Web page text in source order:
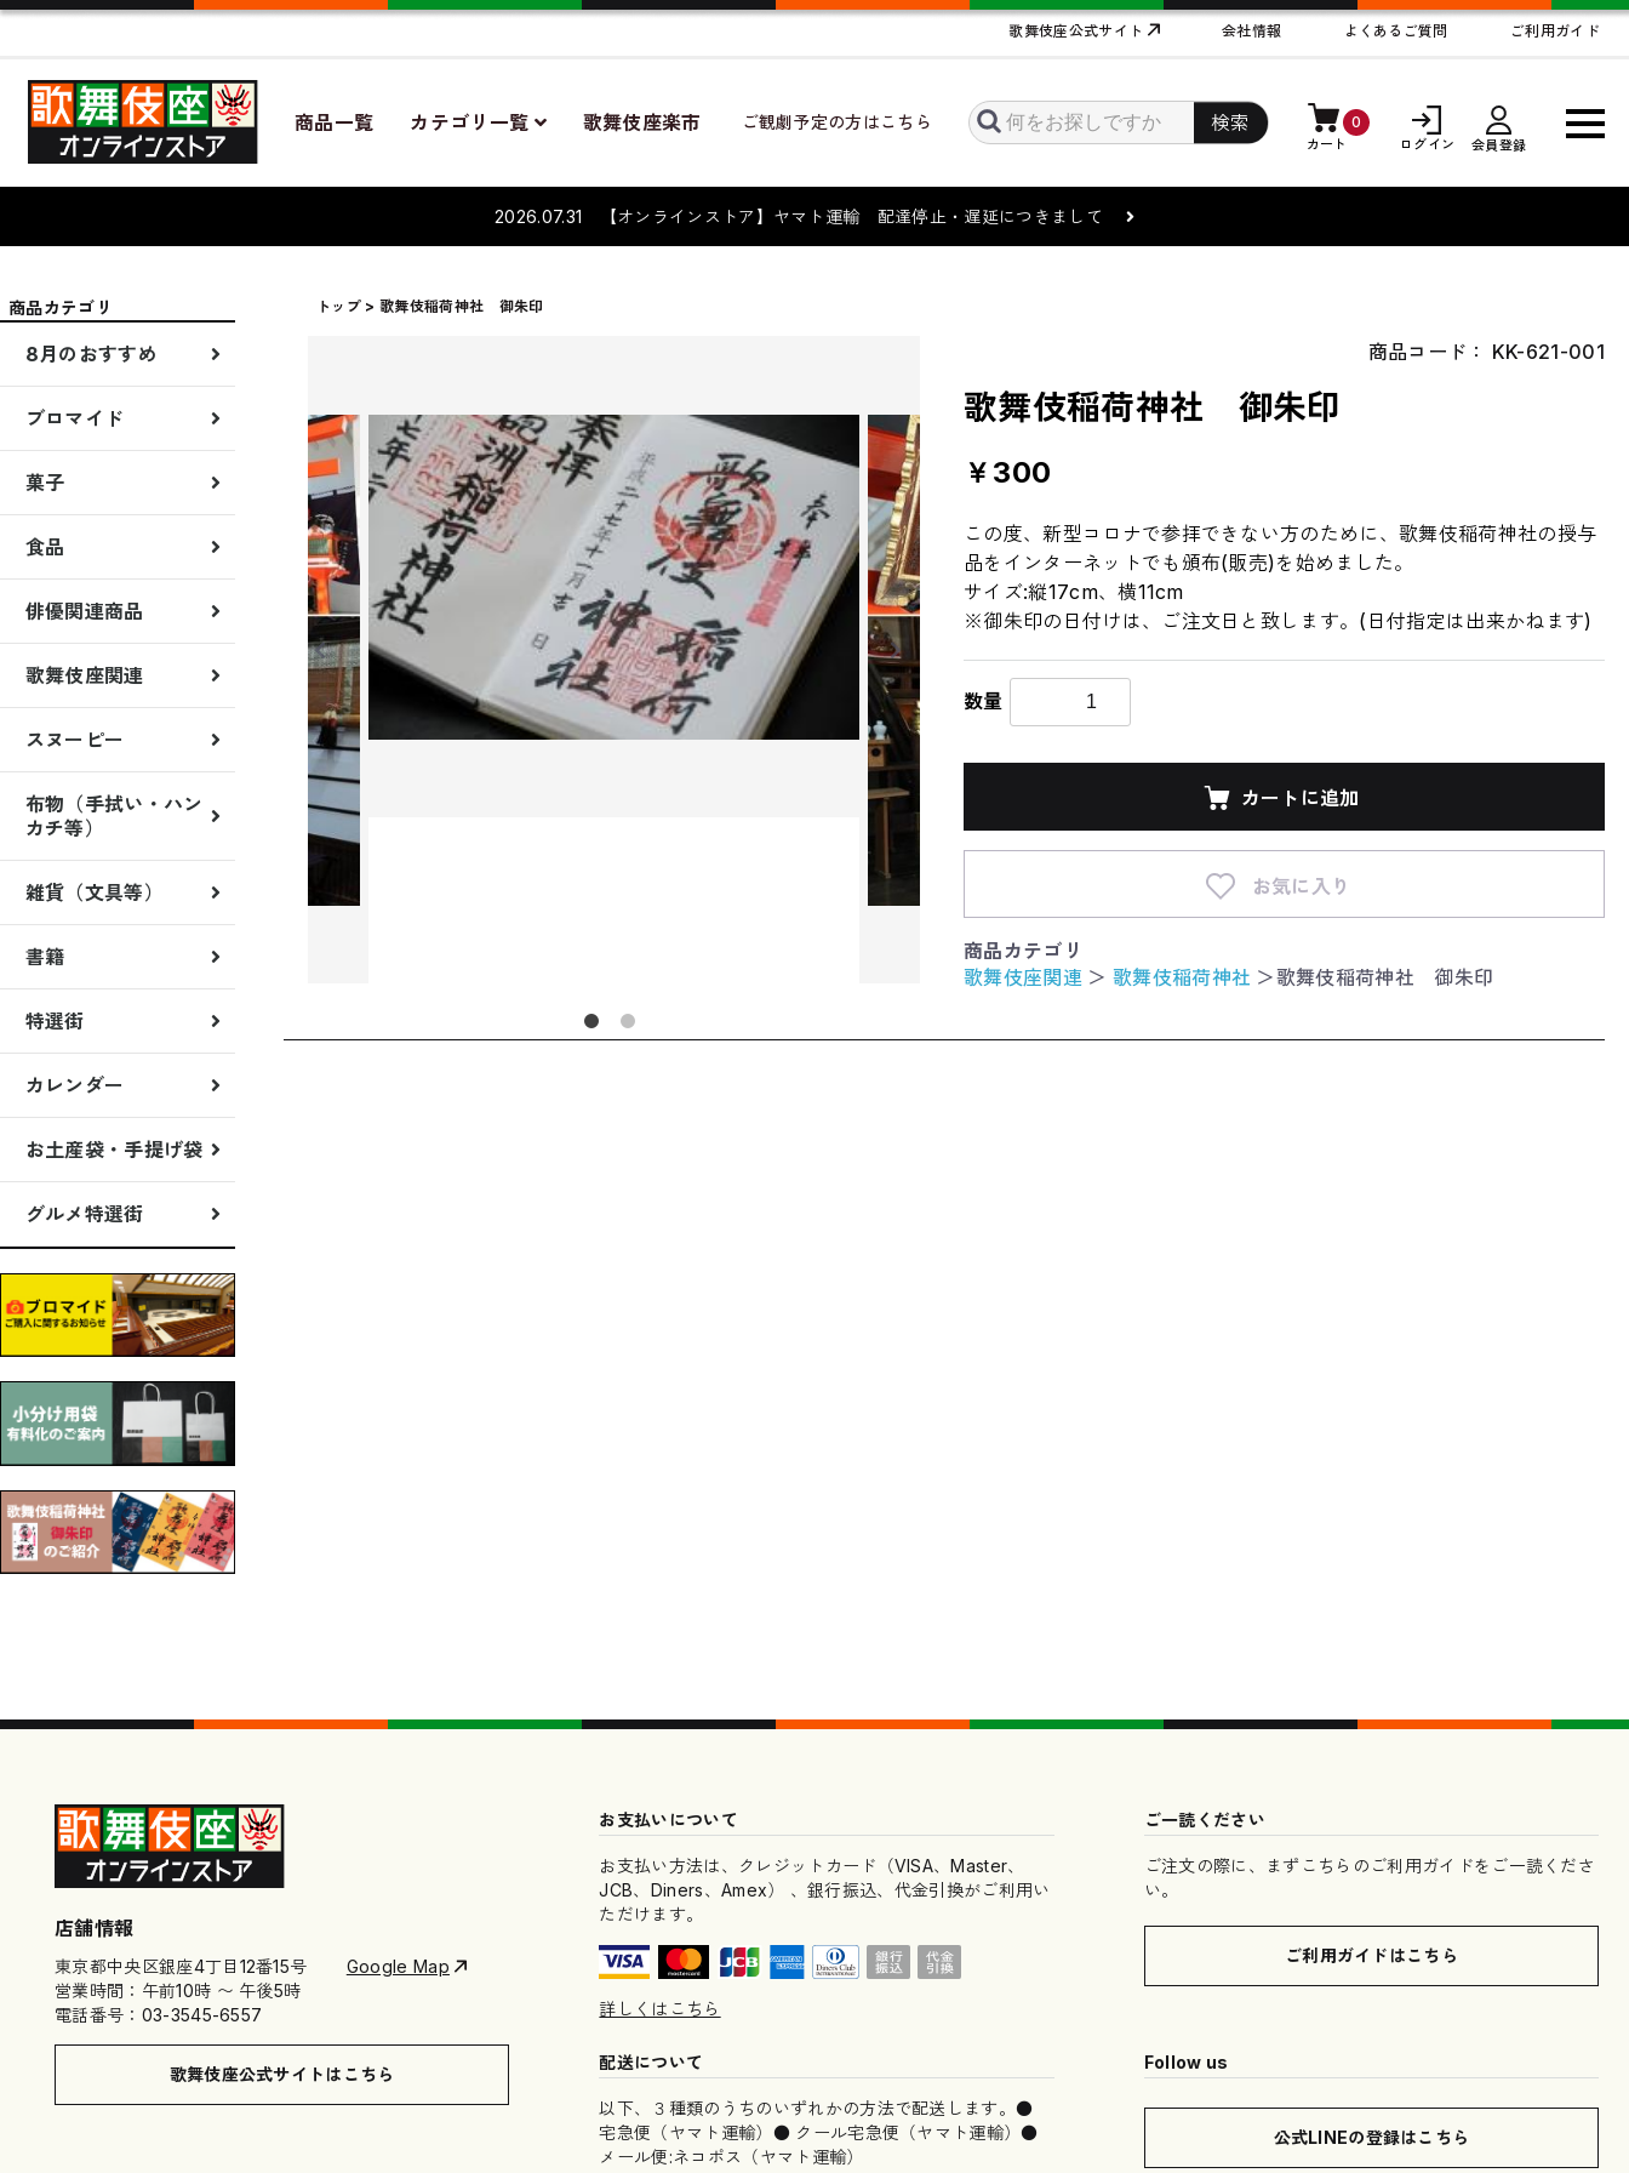
歌舞伎座公式サイト 会社情報 よくあるご質問 ご利用ガイド
商品一覧 カテゴリ一覧 歌舞伎座楽市 ご観劇予定の方はこちら 検索 0
カート ログイン 会員登録
2026.07.31 【オンラインストア】ヤマト運輸 配達停止・遅延につきまして
商品カテゴリ
8月のおすすめ
ブロマイド ブロマイド7月
菓子 贈答品
食品
俳優関連商品
歌舞伎座関連 歌舞伎稲荷神社
くまどり屋一門
スヌーピー 月替クリアファイル
月替マグネット
布物（手拭い・ハン
カチ等）
雑貨（文具等）
書籍
特選街
カレンダー
お土産袋・手提げ袋
グルメ特選街
トップ 歌舞伎稲荷神社 御朱印
商品コード： KK-621-001
歌舞伎稲荷神社 御朱印
￥300
この度、新型コロナで参拝できない方のために、歌舞伎稲荷神社の授与
品をインターネットでも頒布(販売)を始めました。
サイズ:縦17cm、横11cm
※御朱印の日付けは、ご注文日と致します。(日付指定は出来かねます)
数量
カートに追加
お気に入り
商品カテゴリ
歌舞伎座関連 ＞ 歌舞伎稲荷神社 ＞歌舞伎稲荷神社 御朱印
店舗情報
東京都中央区銀座4丁目12番15号
Google Map
営業時間：午前10時 〜 午後5時
電話番号：03-3545-6557
歌舞伎座公式サイトはこちら
お支払いについて
お支払い方法は、クレジットカード（VISA、Master、
JCB、Diners、Amex） 、銀行振込、代金引換がご利用い
ただけます。
詳しくはこちら
配送について
以下、３種類のうちのいずれかの方法で配送します。●
宅急便（ヤマト運輸）● クール宅急便（ヤマト運輸）●
メール便:ネコポス（ヤマト運輸）
ご一読ください
ご注文の際に、まずこちらのご利用ガイドをご一読くださ
い。
ご利用ガイドはこちら
Follow us
公式LINEの登録はこちら